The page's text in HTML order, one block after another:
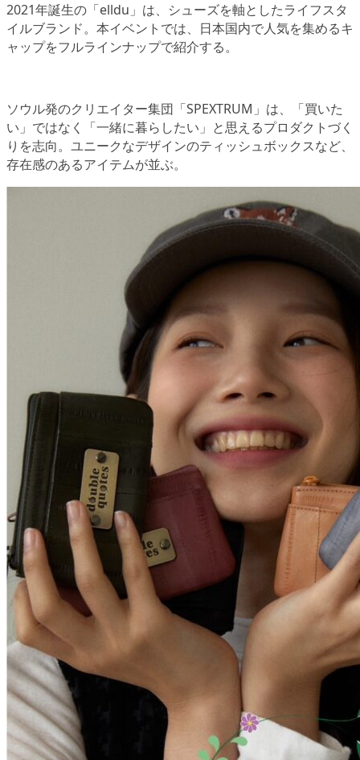
2021年誕生の「elldu」は、シューズを軸としたライフスタ
イルブランド。本イベントでは、日本国内で人気を集めるキ
ャップをフルラインナップで紹介する。
ソウル発のクリエイター集団「SPEXTRUM」は、「買いた
い」ではなく「一緒に暮らしたい」と思えるプロダクトづく
りを志向。ユニークなデザインのティッシュボックスなど、
存在感のあるアイテムが並ぶ。